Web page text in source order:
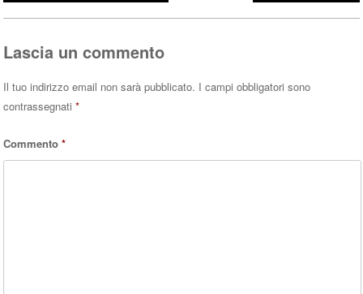
okr A
Lascia un commento
Il tuo indirizzo email non sarà pubblicato. I campi obbligatori sono
contrassegnati*
Commento*